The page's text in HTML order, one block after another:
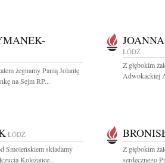
żegnamy Panią Jolantę
na Sejm RP...
ŁÓDŹ
Z głębokim
Adwokackiej
ŁÓDŹ
Smoleńskiem składamy
Koleżance...
Z głębokim
serdecznego